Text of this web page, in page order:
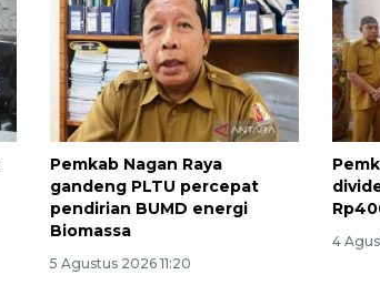
Pemkab Nagan Raya
gandeng PLTU percepat
pendirian BUMD energi
Biomassa
5 Agustus 2026 11:20
4